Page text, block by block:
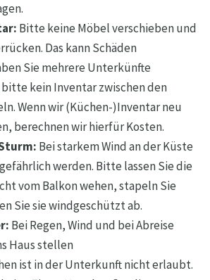
Bitte keine Möbel verschieben und
Das kann Schäden
Sie mehrere Unterkünfte
kein Inventar zwischen den
Wenn wir (Küchen-)Inventar neu
berechnen wir hierfür Kosten.
Bei starkem Wind an der Küste
werden. Bitte lassen Sie die
vom Balkon wehen, stapeln Sie
Sie sie windgeschützt ab.
Bei Regen, Wind und bei Abreise
Haus stellen
ist in der Unterkunft nicht erlaubt.